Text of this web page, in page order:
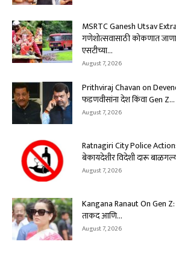
MSRTC Ganesh Utsav
गणेशोत्सवासाठी कोकणात
एसटीच्या...
August 7, 2026
Prithviraj Chavan on
फडणवीसांना देश किंवा Gen Z...
August 7, 2026
Ratnagiri City Police
बेकायदेशीर विदेशी दारू
August 7, 2026
Kangana Ranaut On Gen
ताकद आणि...
August 7, 2026